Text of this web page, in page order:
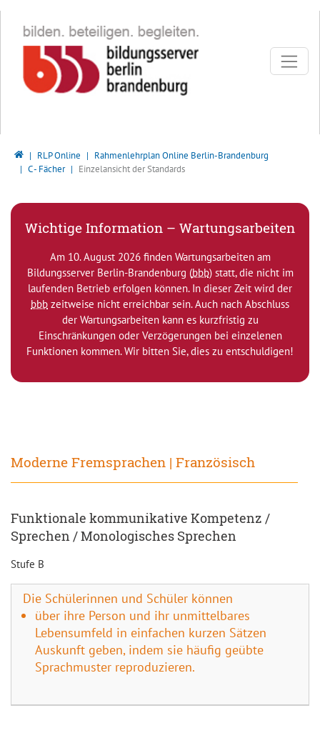
Bildungsserver Berlin - Brandenburg
RLP Online
Rahmenlehrplan Online Berlin-Brandenburg
C - Fächer
Einzelansicht der Standards
Wichtige Information – Wartungsarbeiten
Am 10. August 2026 finden Wartungsarbeiten am
Bildungsserver Berlin-Brandenburg (bbb) statt, die nicht im
laufenden Betrieb erfolgen können. In dieser Zeit wird der
bbb zeitweise nicht erreichbar sein. Auch nach Abschluss
der Wartungsarbeiten kann es kurzfristig zu
Einschränkungen oder Verzögerungen bei einzelenen
Funktionen kommen. Wir bitten Sie, dies zu entschuldigen!
Moderne Fremsprachen | Französisch
Funktionale kommunikative Kompetenz /
Sprechen / Monologisches Sprechen
Stufe B
Die Schülerinnen und Schüler können
über ihre Person und ihr unmittelbares
Lebensumfeld in einfachen kurzen Sätzen
Auskunft geben, indem sie häufig geübte
Sprachmuster reproduzieren.